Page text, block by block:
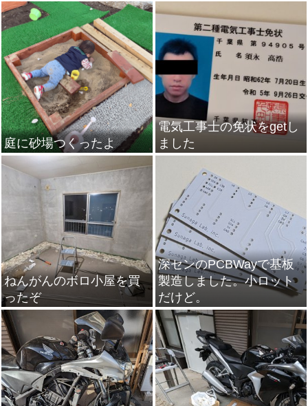
庭に砂場つくったよ
電気工事士の免状をgetし
ました
ねんがんのボロ小屋を買
ったぞ
深センのPCBWayで基板
製造しました。小ロット
だけど。